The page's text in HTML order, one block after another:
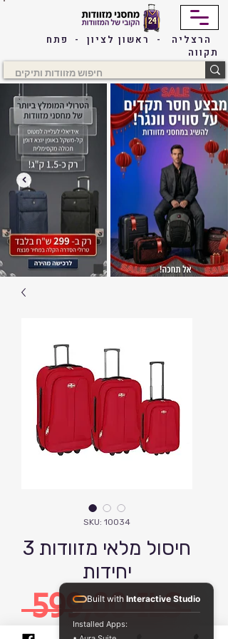
הרצליה - ראשון לציון - פתח
תקווה
SKU: 10034
חיסול מלאי מזוודות 3
יחידות
599,00 ILS
Built with Interactive Studio
Installed Apps: